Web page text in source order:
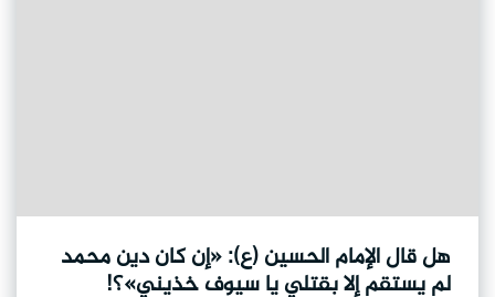
هل قال الإمام الحسين (ع): «إن كان دين محمد
لم يستقم إلا بقتلي يا سيوف خذيني»؟!